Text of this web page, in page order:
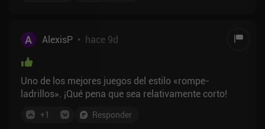
A AlexisP • hace 9d
Uno de los mejores juegos del estilo «rompe-
ladrillos». ¡Qué pena que sea relativamente corto!
+1 Responder